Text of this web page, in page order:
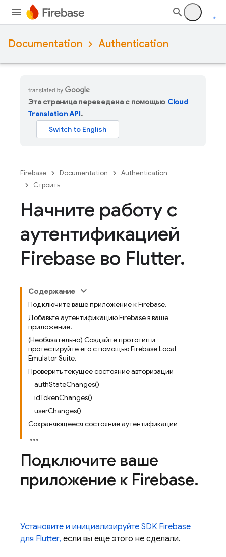
Documentation Authentication
Эта страница переведена с помощью Cloud
Translation API.
Firebase Documentation
Authentication
Строить
Начните работу с
аутентификацией
Firebase во Flutter.
Содержание
Подключите ваше приложение к Firebase.
Добавьте аутентификацию Firebase в ваше
приложение.
(Необязательно) Создайте прототип и
протестируйте его с помощью Firebase Local
Emulator Suite.
Проверить текущее состояние авторизации
authStateChanges()
idTokenChanges()
userChanges()
Сохраняющееся состояние аутентификации
Подключите ваше
приложение к Firebase.
Установите и инициализируйте SDK Firebase
для Flutter, если вы еще этого не сделали.